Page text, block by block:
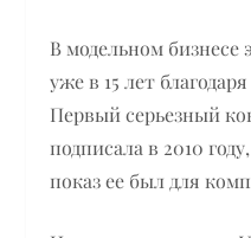
В модельном бизнесе
уже в 15 лет
Первый серьезный
подписала в 2010
показ ее был для